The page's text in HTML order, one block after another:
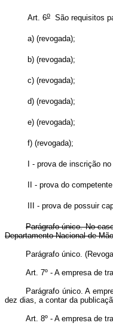
Art. 6oSão requisitos
a)
b)
c)
d)
e)
f) (revogada);
I - prova de
II - prova do
III - prova de
Parágrafo único. No
Departamento Nacional de
Parágrafo único.
Art. 7º - A empresa de
Parágrafo único. A
dez dias, a contar da
Art. 8º - A empresa de